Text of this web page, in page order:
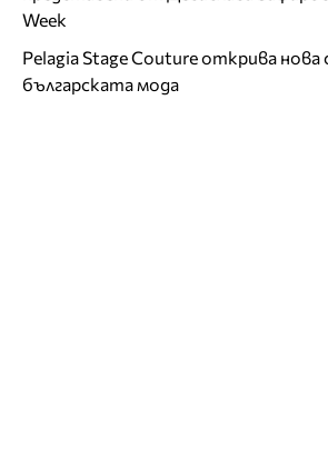
Week
Pelagia Stage Couture открива нова
българската мода